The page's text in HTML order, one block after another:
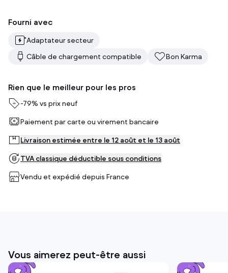
Fourni avec
Adaptateur secteur
Câble de chargement compatible
Bon Karma
Rien que le meilleur pour les pros
-79% vs prix neuf
Paiement par carte ou virement bancaire
Livraison estimée entre le 12 août et le 13 août
TVA classique déductible sous conditions
Vendu et expédié depuis France
Vous aimerez peut-être aussi